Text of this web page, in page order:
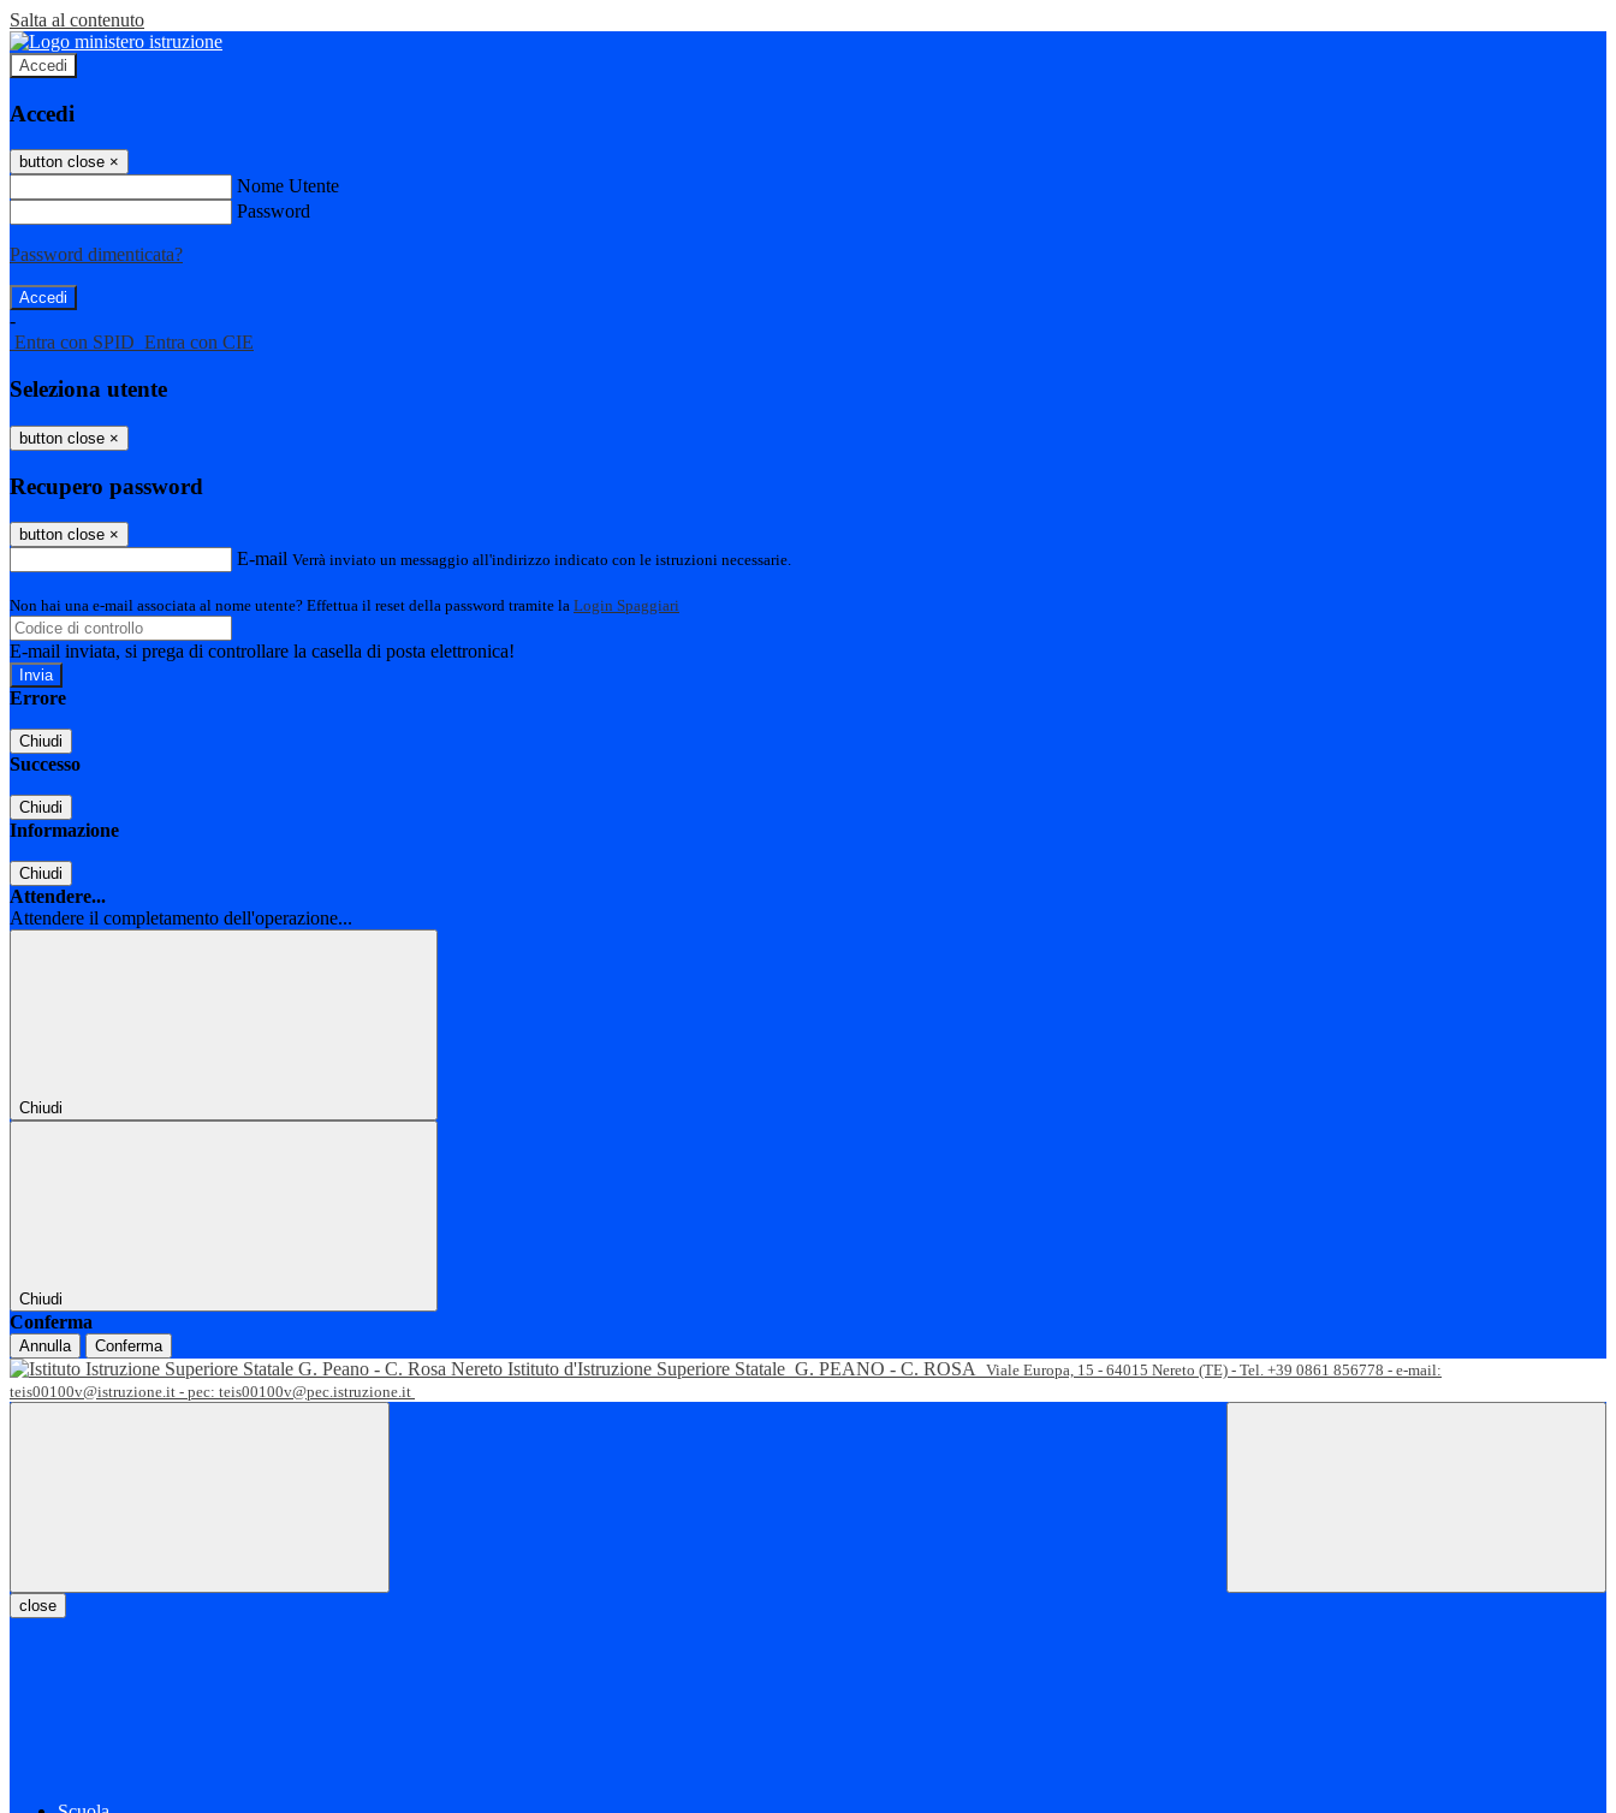
Salta al contenuto
Accedi
Accedi
button close ×
Nome Utente
Password
Password dimenticata?
-
Entra con SPID Entra con CIE
Seleziona utente
button close ×
Recupero password
button close ×
E-mail Verrà inviato un messaggio all'indirizzo indicato con le istruzioni necessarie.
Non hai una e-mail associata al nome utente? Effettua il reset della password tramite la Login Spaggiari
E-mail inviata, si prega di controllare la casella di posta elettronica!
Errore
Chiudi
Successo
Chiudi
Informazione
Chiudi
Attendere...
Attendere il completamento dell'operazione...
Chiudi
Chiudi
Conferma
Annulla Conferma
Istituto d'Istruzione Superiore Statale G. PEANO - C. ROSA
Viale Europa, 15 - 64015 Nereto (TE) - Tel. +39 0861 856778 - e-mail:
teis00100v@istruzione.it - pec: teis00100v@pec.istruzione.it
close